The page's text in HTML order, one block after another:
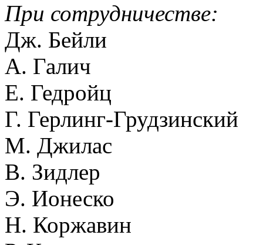
При сотрудничестве:
Дж. Бейли
А. Галич
Е. Гедройц
Г. Герлинг-Грудзинский
М. Джилас
В. Зидлер
Э. Ионеско
Н. Коржавин